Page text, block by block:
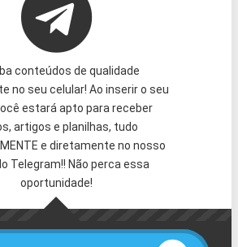
conteúdos de qualidade
no seu celular! Ao inserir o seu
estará apto para receber
artigos e planilhas, tudo
e diretamente no nosso
Telegram!! Não perca essa
oportunidade!